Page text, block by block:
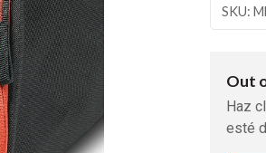
SKU:
Out
Haz
esté